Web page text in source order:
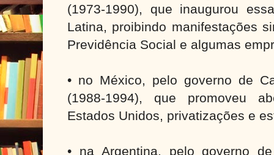
(1973-1990), que inaugurou
Latina, proibindo manifestações
Previdência Social e algumas
• no México, pelo governo de
(1988-1994), que promoveu
Estados Unidos, privatizações e
• na Argentina, pelo governo